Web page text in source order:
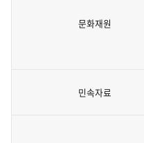
문화재원
민속자료